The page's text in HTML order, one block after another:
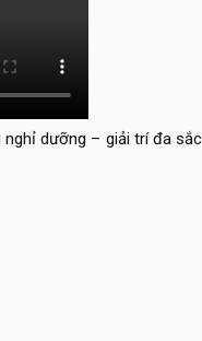
dưỡng – giải trí đa